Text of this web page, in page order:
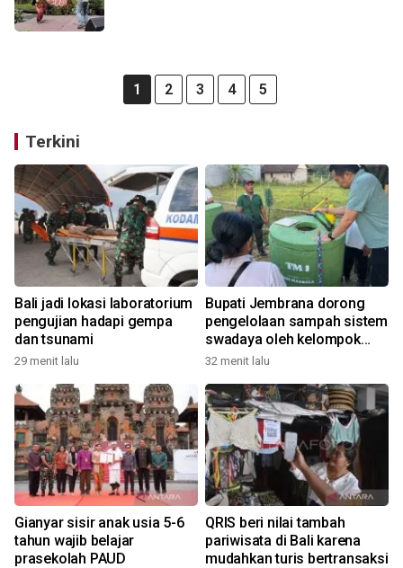
1 2 3 4 5
Terkini
Bali jadi lokasi laboratorium
pengujian hadapi gempa
dan tsunami
29 menit lalu
Bupati Jembrana dorong
pengelolaan sampah sistem
swadaya oleh kelompok
masyarakat
32 menit lalu
Gianyar sisir anak usia 5-6
tahun wajib belajar
prasekolah PAUD
QRIS beri nilai tambah
pariwisata di Bali karena
mudahkan turis bertransaksi